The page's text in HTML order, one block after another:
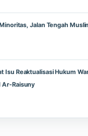
Jalan Tengah
Isu Reaktualisasi Hukum
Ar-Raisuny